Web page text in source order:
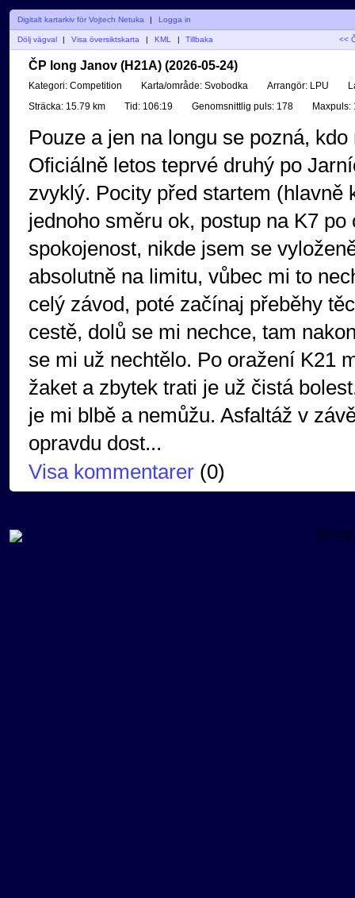
Digitalt kartarkiv för Vojtech Netuka | Logga in
Dölj vägval Visa översiktskarta KML Tillbaka <<
ČP long Janov (H21A) (2026-05-24)
Kategori: Competition Karta/område: Svobodka Arrangör: LPU
Sträcka: 15.79 km Tid: 106:19 Genomsnittlig puls: 178 Maxpuls:
Pouze a jen na longu se pozná,
Oficiálně letos teprvé druhý po
zvyklý. Pocity před startem
jednoho směru ok, postup na K7
spokojenost, nikde jsem se
absolutně na limitu, vůbec mi to
celý závod, poté začínaj přeběhy
cestě, dolů se mi nechce, tam
se mi už nechtělo. Po oražení K21
žaket a zbytek trati je už čistá
je mi blbě a nemůžu. Asfaltáž v
opravdu dost...
Visa kommentarer (0)